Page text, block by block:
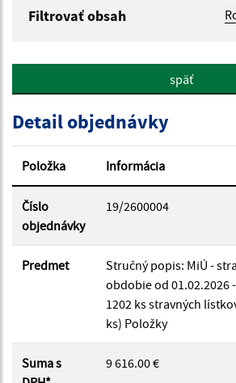
Filtrovať obsah
Hľadať v:
Typ dátumu:
Dátum od:
Dátum do:
Suma do:
späť
Detail objednávky
Položka Informácia
Číslo
objednávky
19/2600004
Predmet
Stručný popis: MiÚ -
obdobie od 01.02.2026
1202 ks stravných
ks) Položky
Suma s
9 616.00 €